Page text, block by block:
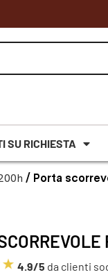
SU RICHIESTA
/ Porta
4.9/5 da clienti